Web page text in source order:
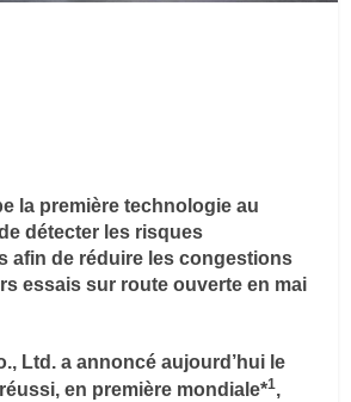
la première technologie au
détecter les risques
afin de réduire les congestions
essais sur route ouverte en mai
Ltd. a annoncé aujourd’hui le
en première mondiale*1,